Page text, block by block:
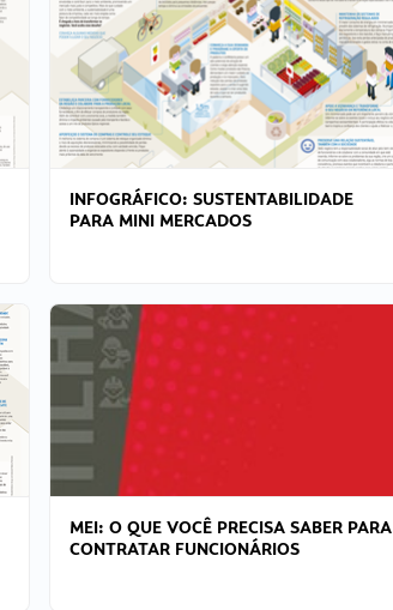
INFOGRÁFICO: SUSTENTABILIDADE
PARA MINI MERCADOS
MEI: O QUE VOCÊ PRECISA SABER PARA
CONTRATAR FUNCIONÁRIOS